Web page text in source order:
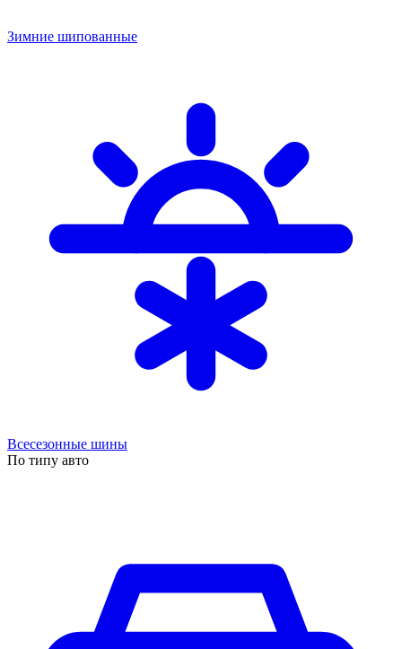
Зимние шипованные
Всесезонные шины
По типу авто